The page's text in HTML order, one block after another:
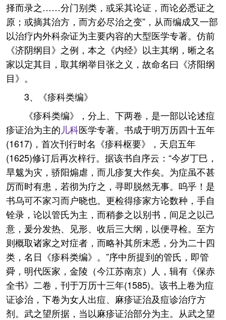
择而录之……分门别类，或采其论证，而论必悉证之
原；或摘其治方，而方必尽治之变”，从而编成又一部
以治疗内外科杂证为主要内容的大型医学专著。仿前
《济阴纲目》之例，本之《内经》以主其纲，晰之名
家以定其目，取其纲举目张之义，故命名曰《济阳纲
目》。
3、《疹科类编》
《疹科类编》，分上、下两卷，是一部以论述痘
疹证治为主的儿科医学专著。书成于明万历四十五年
(1617)，首次刊行时名《疹科枢要》，天启五年
(1625)修订后再次梓行。据该书自序云：“今岁丁巳，
旱魃为灾，骄阳煽虐，而儿疹复大作矣。为症虽不甚
厉而时有患，若彻为疗之，寻即脱然无事。呜乎！是
书乌可不家习而户晓也。更检得疹家方论数种，手自
铨录，论以管氏为主，而稍参之以别书，间足之以己
意，爰分发热、见形、收后三大纲，以便寻检。至方
则概取诸家之对症者，而略补其所末悉，分为二十四
类，名日《疹科类编》。”序中所提到的管氏，即管
舜，明代医家，金陵（今江苏南京）人，辑有《保赤
全书》二卷，刊于万历十三年(1585)。该书上卷为痘
证诊治，下卷为女人出痘、麻疹证治及痘诊治疗方
剂。武之望所据，当以麻疹证治部分为主。从武之望